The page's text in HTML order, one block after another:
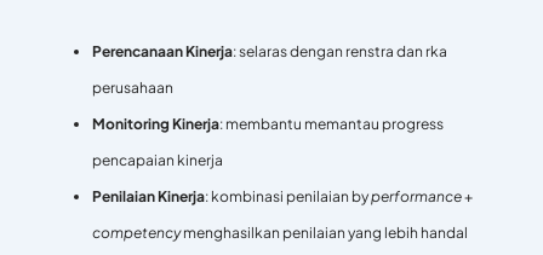
Perencanaan Kinerja: selaras dengan renstra dan rka
perusahaan
Monitoring Kinerja: membantu memantau progress
pencapaian kinerja
Penilaian Kinerja: kombinasi penilaian byperformance+
competencymenghasilkan penilaian yang lebih handal